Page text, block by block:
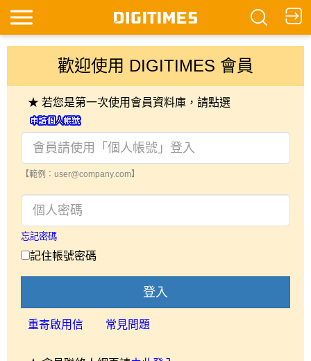
歡迎使用 DIGITIMES 會員
★ 若您是第一次使用會員資料庫，請點選
【範例：user@company.com】
忘記密碼
記住帳號密碼
登入
重寄啟用信 常見問題